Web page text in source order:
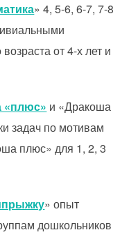
» 4, 5-6, 6-7, 7-8
от 4-х лет и
«плюс» и «Дракоша
задач по мотивам
плюс» для 1, 2, 3
» опыт
дошкольников